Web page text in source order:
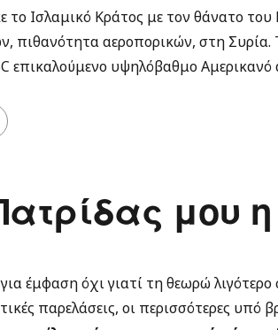
το Ισλαμικό Κράτος με τον θάνατο
πιθανότητα αεροπορικών, στη
επικαλούμενο υψηλόβαθμο
μου
έμφαση όχι γιατί τη θεωρώ
παρελάσεις, οι περισσότερες